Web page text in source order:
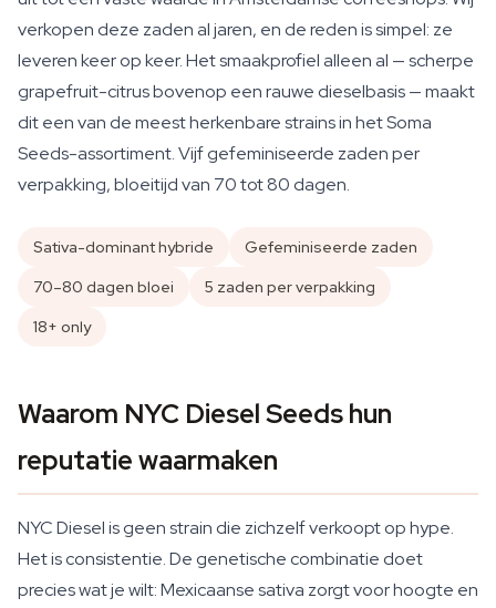
verkopen deze zaden al jaren, en de reden is simpel: ze
leveren keer op keer. Het smaakprofiel alleen al — scherpe
grapefruit-citrus bovenop een rauwe dieselbasis — maakt
dit een van de meest herkenbare strains in het Soma
Seeds-assortiment. Vijf gefeminiseerde zaden per
verpakking, bloeitijd van 70 tot 80 dagen.
Sativa-dominant hybride
Gefeminiseerde zaden
70–80 dagen bloei
5 zaden per verpakking
18+ only
Waarom NYC Diesel Seeds hun
reputatie waarmaken
NYC Diesel is geen strain die zichzelf verkoopt op hype.
Het is consistentie. De genetische combinatie doet
precies wat je wilt: Mexicaanse sativa zorgt voor hoogte en